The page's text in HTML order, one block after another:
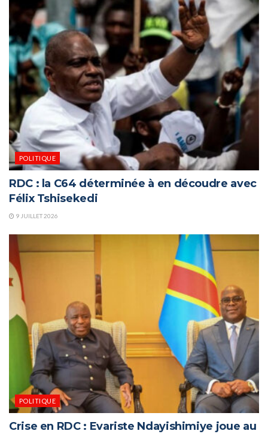
POLITIQUE
RDC : la C64 déterminée à en découdre avec
Félix Tshisekedi
9 JUILLET 2026
POLITIQUE
Crise en RDC : Evariste Ndayishimiye joue au